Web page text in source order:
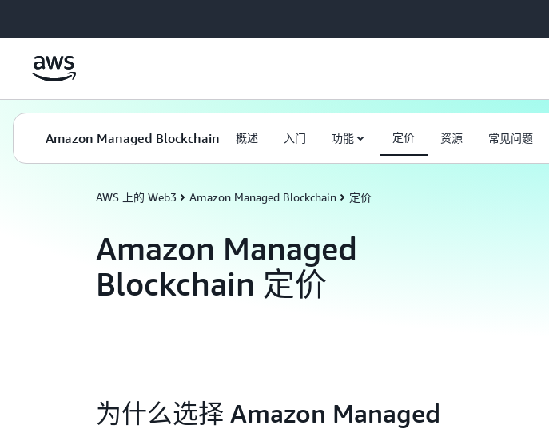
Amazon Managed Blockchain 概述 入门 功能 定价 资源 常见问题
AWS 上的 Web3 Amazon Managed Blockchain 定价
Amazon Managed
Blockchain 定价
为什么选择 Amazon Managed